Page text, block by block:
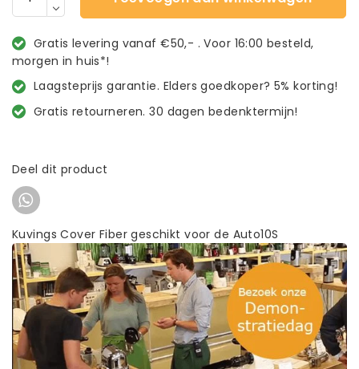
Gratis levering vanaf €50,- . Voor 16:00 besteld,
morgen in huis*!
Laagsteprijs garantie. Elders goedkoper? 5% korting!
Gratis retourneren. 30 dagen bedenktermijn!
Deel dit product
Kuvings Cover Fiber geschikt voor de Auto10S